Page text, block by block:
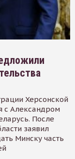
Херсонской
с Александром
После
заявил
Минску часть